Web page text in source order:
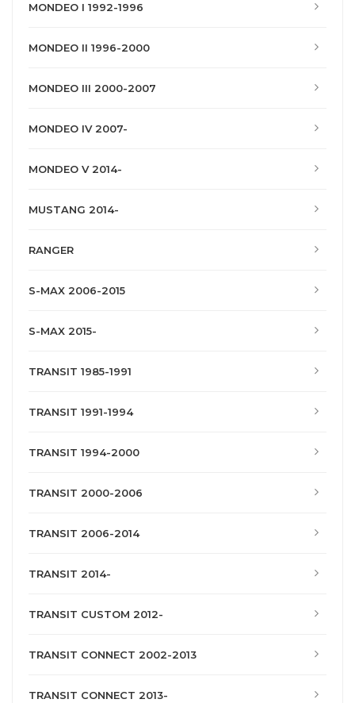
MONDEO I 1992-1996
MONDEO II 1996-2000
MONDEO III 2000-2007
MONDEO IV 2007-
MONDEO V 2014-
MUSTANG 2014-
RANGER
S-MAX 2006-2015
S-MAX 2015-
TRANSIT 1985-1991
TRANSIT 1991-1994
TRANSIT 1994-2000
TRANSIT 2000-2006
TRANSIT 2006-2014
TRANSIT 2014-
TRANSIT CUSTOM 2012-
TRANSIT CONNECT 2002-2013
TRANSIT CONNECT 2013-